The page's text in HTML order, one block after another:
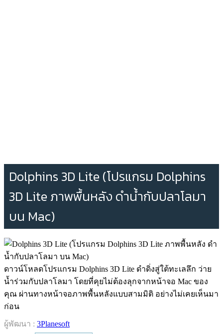
Dolphins 3D Lite (โปรแกรม Dolphins
3D Lite ภาพพื้นหลัง ดำน้ำกับปลาโลมา
บน Mac)
ดาวน์โหลดโปรแกรม Dolphins 3D Lite ดำดิ่งสู่ใต้ทะเลลึก ว่าย
น้ำร่วมกับปลาโลมา โดยที่คุยไม่ต้องลุกจากหน้าจอ Mac ของ
คุณ ผ่านทางหน้าจอภาพพื้นหลังแบบสามมิติ อย่างไม่เคยเห็นมา
ก่อน
ผู้พัฒนา : 3Planesoft